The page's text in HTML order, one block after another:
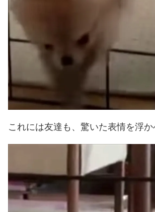
これには友達も、驚いた表情を浮